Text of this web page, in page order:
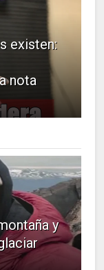
existen:
nota
y